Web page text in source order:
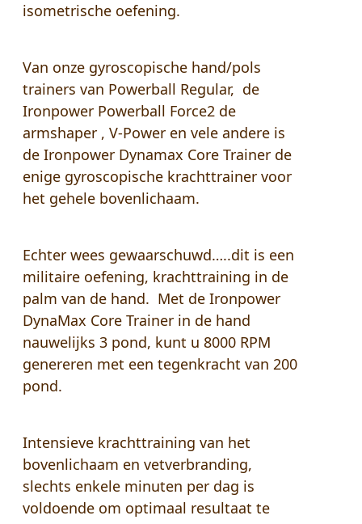
isometrische oefening.
Van onze gyroscopische hand/pols
trainers van Powerball Regular, de
Ironpower Powerball Force2 de
armshaper , V-Power en vele andere is
de Ironpower Dynamax Core Trainer de
enige gyroscopische krachttrainer voor
het gehele bovenlichaam.
Echter wees gewaarschuwd…..dit is een
militaire oefening, krachttraining in de
palm van de hand. Met de Ironpower
DynaMax Core Trainer in de hand
nauwelijks 3 pond, kunt u 8000 RPM
genereren met een tegenkracht van 200
pond.
Intensieve krachttraining van het
bovenlichaam en vetverbranding,
slechts enkele minuten per dag is
voldoende om optimaal resultaat te